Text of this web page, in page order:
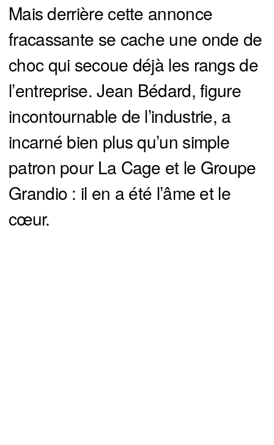
Mais derrière cette annonce
fracassante se cache une onde de
choc qui secoue déjà les rangs de
l’entreprise. Jean Bédard, figure
incontournable de l’industrie, a
incarné bien plus qu’un simple
patron pour La Cage et le Groupe
Grandio : il en a été l’âme et le
cœur.